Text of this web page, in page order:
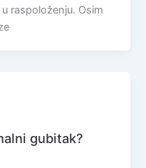
raspoloženju. Osim
gubitak?